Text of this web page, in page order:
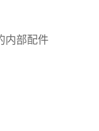
内部配件